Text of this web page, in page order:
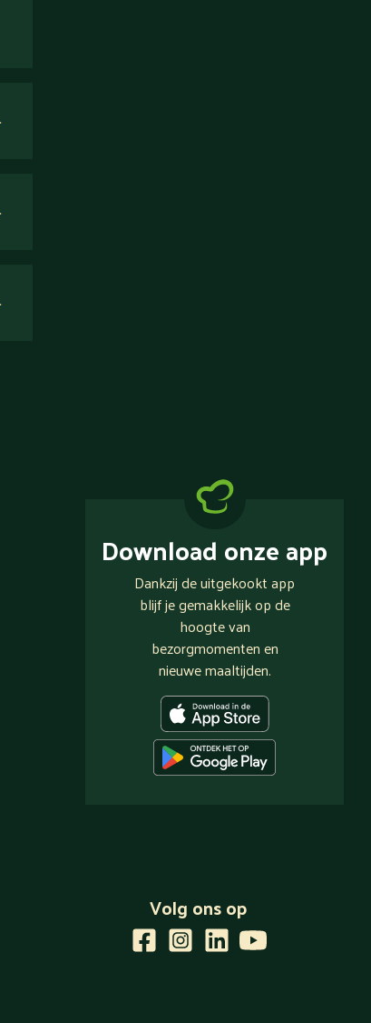
Download onze app
Dankzij de uitgekookt app
blijf je gemakkelijk op de
hoogte van
bezorgmomenten en
nieuwe maaltijden.
Volg ons op